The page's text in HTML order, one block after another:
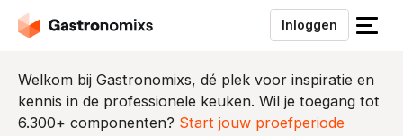
Inloggen
S
u
i
Welkom bij Gastronomixs, dé plek voor inspiratie en
kennis in de professionele keuken. Wil je toegang tot
6.300+ componenten? Start jouw proefperiode